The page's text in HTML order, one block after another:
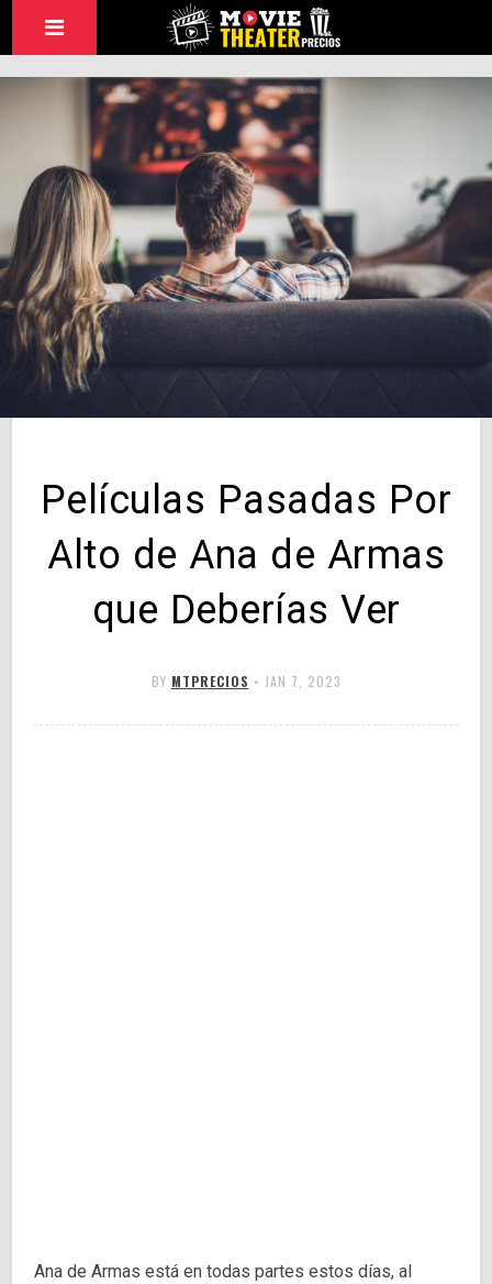
Películas Pasadas Por
Alto de Ana de Armas
que Deberías Ver
BY MTPRECIOS • JAN 7, 2023
Ana de Armas está en todas partes estos días, al